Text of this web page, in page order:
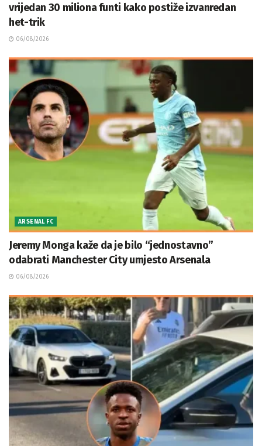
vrijedan 30 miliona funti kako postiže izvanredan
het-trik
06/08/2026
ARSENAL FC
Jeremy Monga kaže da je bilo “jednostavno”
odabrati Manchester City umjesto Arsenala
06/08/2026